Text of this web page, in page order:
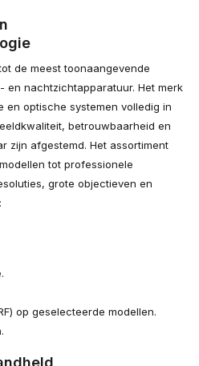
de meest toonaangevende
en nachtzichtapparatuur. Het merk
optische systemen volledig in
betrouwbaarheid en
zijn afgestemd. Het assortiment
tot professionele
grote objectieven en
op geselecteerde modellen.